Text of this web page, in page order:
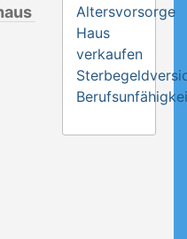
Altersvorsorge
Haus
verkaufen